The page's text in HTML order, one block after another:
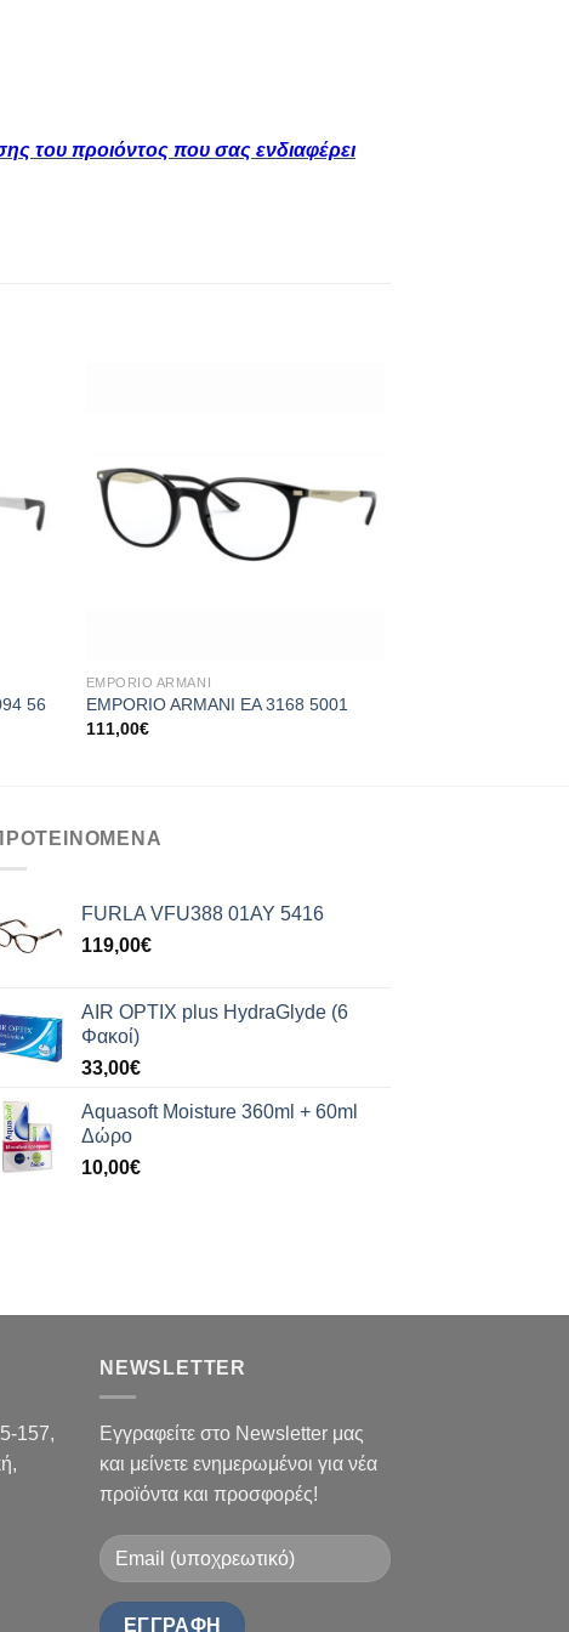
του προιόντος που σας ενδιαφέρει
56
EMPORIO ARMANI
EMPORIO ARMANI EA 3168 5001
111,00€
FURLA VFU388 01AY 5416
119,00€
AIR OPTIX plus HydraGlyde (6
Φακοί)
33,00€
Aquasoft Moisture 360ml + 60ml
Δώρο
10,00€
157,
NEWSLETTER
Εγγραφείτε στο Newsletter μας
και μείνετε ενημερωμένοι για νέα
προϊόντα και προσφορές!